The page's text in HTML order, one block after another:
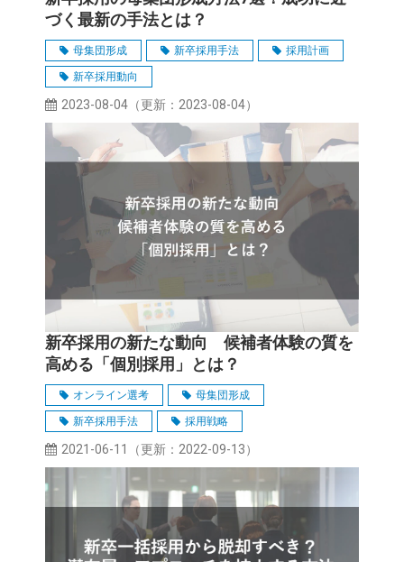
づく最新の手法とは？
母集団形成 新卒採用手法 採用計画
新卒採用動向
2023-08-04 （更新： 2023-08-04）
新卒採用の新たな動向 候補者体験の質を
高める「個別採用」とは？
オンライン選考 母集団形成
新卒採用手法 採用戦略
採用マーケティング
2021-06-11 （更新： 2022-09-13）